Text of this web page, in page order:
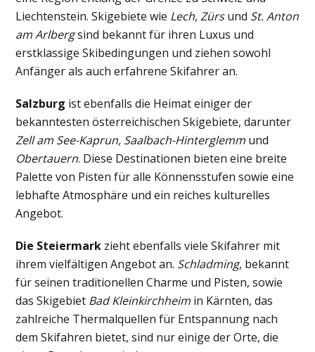
Liechtenstein. Skigebiete wie Lech,Zürsund St. Anton
am Arlbergsind bekannt für ihren Luxus und
erstklassige Skibedingungen und ziehen sowohl
Anfänger als auch erfahrene Skifahrer an.
Salzburg ist ebenfalls die Heimat einiger der
bekanntesten österreichischen Skigebiete, darunter
Zell am See-Kaprun, Saalbach-Hinterglemm und
Obertauern. Diese Destinationen bieten eine breite
Palette von Pisten für alle Könnensstufen sowie eine
lebhafte Atmosphäre und ein reiches kulturelles
Angebot.
Die Steiermark zieht ebenfalls viele Skifahrer mit
ihrem vielfältigen Angebot an. Schladming, bekannt
für seinen traditionellen Charme und Pisten, sowie
das Skigebiet Bad Kleinkirchheim in Kärnten, das
zahlreiche Thermalquellen für Entspannung nach
dem Skifahren bietet, sind nur einige der Orte, die